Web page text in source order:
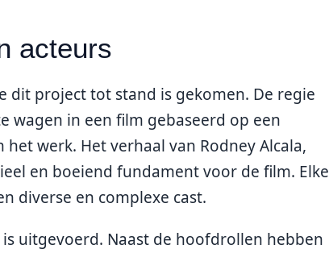
acteurs
dit project tot stand is gekomen. De regie
wagen in een film gebaseerd op een
werk. Het verhaal van Rodney Alcala,
en boeiend fundament voor de film. Elke
diverse en complexe cast.
uitgevoerd. Naast de hoofdrollen hebben